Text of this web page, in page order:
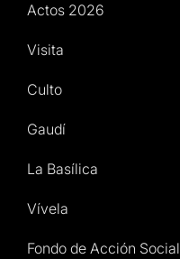
Actos 2026
Visita
Culto
Gaudí
La Basílica
Vívela
Fondo de Acción Social